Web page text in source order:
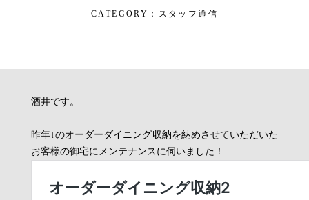
CATEGORY： スタッフ通信
酒井です。
昨年↓のオーダーダイニング収納を納めさせていただいた
お客様の御宅にメンテナンスに伺いました！